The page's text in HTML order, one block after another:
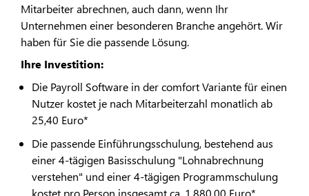
Mitarbeiter abrechnen, auch dann, wenn Ihr
Unternehmen einer besonderen Branche angehört. Wir
haben für Sie die passende Lösung.
Ihre Investition:
Die Payroll Software in der comfort Variante für einen
Nutzer kostet je nach Mitarbeiterzahl monatlich ab
25,40 Euro*
Die passende Einführungsschulung, bestehend aus
einer 4-tägigen Basisschulung "Lohnabrechnung
verstehen" und einer 4-tägigen Programmschulung
kostet pro Person insgesamt ca. 1.880,00 Euro*